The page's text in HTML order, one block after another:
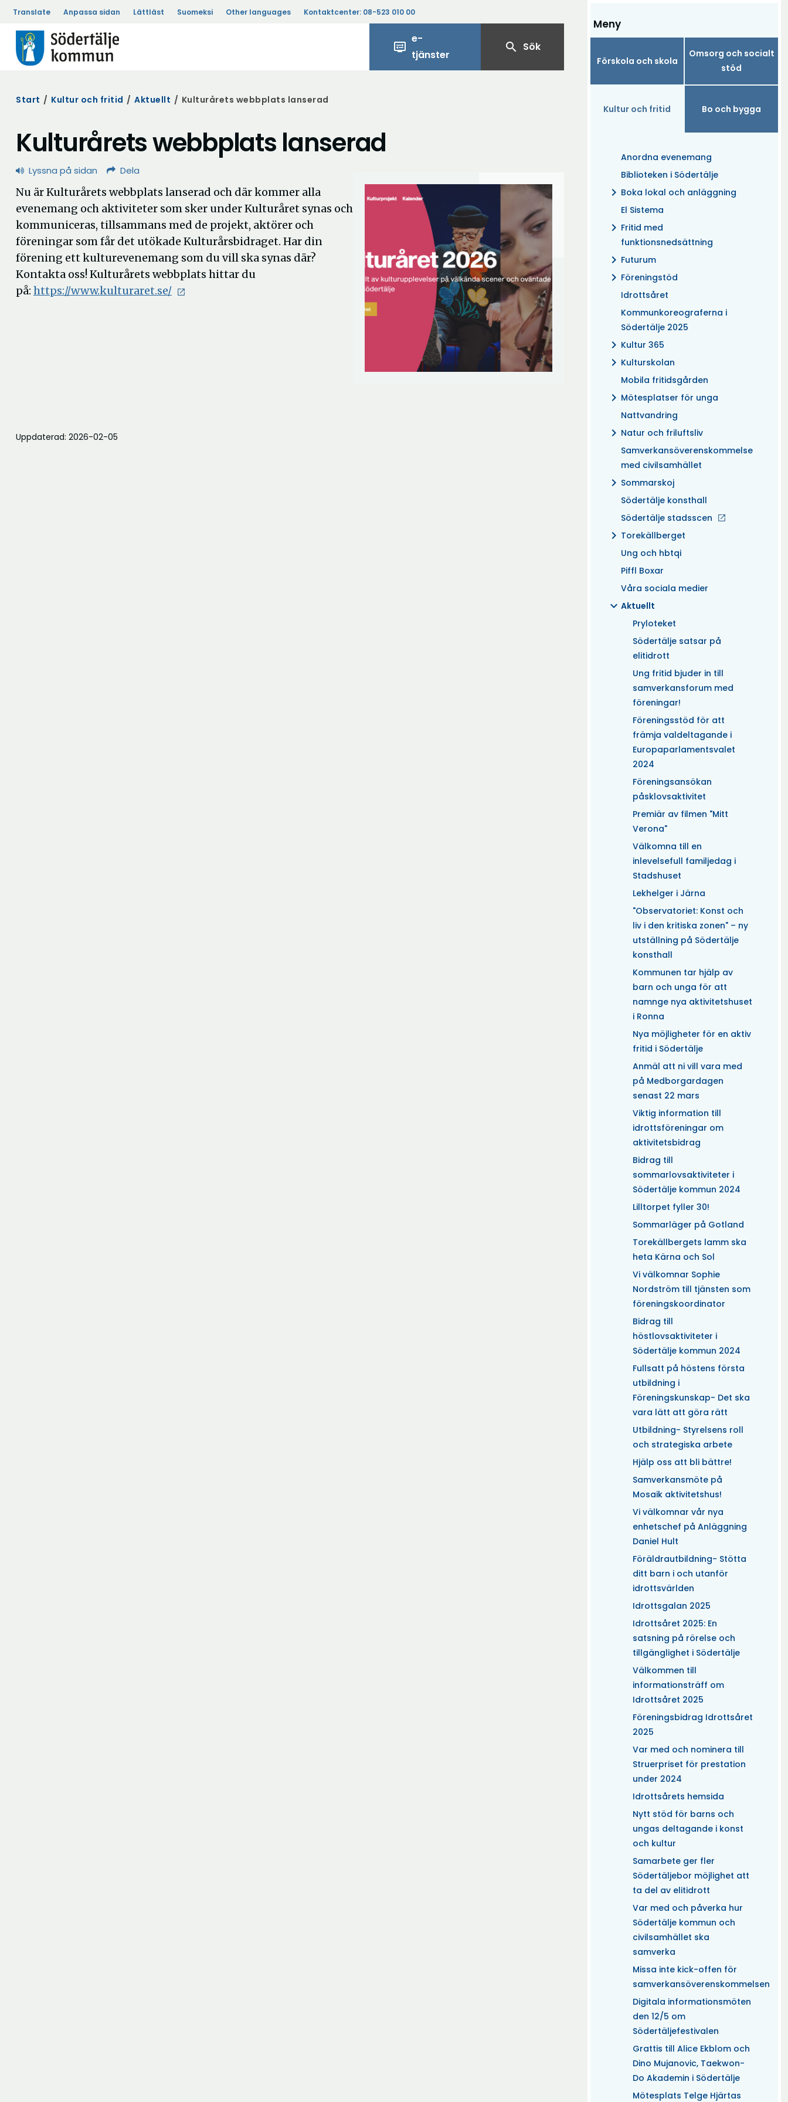
Translate Anpassa sidan Lättläst Suomeksi Other languages Kontaktcenter: 08-523 010 00
display_settings
e-
tjänster
search Sök
Meny
Förskola och skola
Omsorg och socialt
stöd
Kultur och fritid Bo och bygga
Anordna evenemang
Biblioteken i Södertälje
chevron_right Boka lokal och anläggning
El Sistema
chevron_right Fritid med
funktionsnedsättning
chevron_right Futurum
chevron_right Föreningstöd
Idrottsåret
Kommunkoreograferna i
Södertälje 2025
chevron_right Kultur 365
chevron_right Kulturskolan
Mobila fritidsgården
chevron_right Mötesplatser för unga
Nattvandring
chevron_right Natur och friluftsliv
Samverkansöverenskommelse
med civilsamhället
chevron_right Sommarskoj
Södertälje konsthall
Södertälje stadsscen
chevron_right Torekällberget
Ung och hbtqi
Piffl Boxar
Våra sociala medier
expand_more Aktuellt
Pryloteket
Södertälje satsar på
elitidrott
Ung fritid bjuder in till
samverkansforum med
föreningar!
Föreningsstöd för att
främja valdeltagande i
Europaparlamentsvalet
2024
Föreningsansökan
påsklovsaktivitet
Premiär av filmen "Mitt
Verona"
Välkomna till en
inlevelsefull familjedag i
Stadshuset
Lekhelger i Järna
"Observatoriet: Konst och
liv i den kritiska zonen" – ny
utställning på Södertälje
konsthall
Kommunen tar hjälp av
barn och unga för att
namnge nya aktivitetshuset
i Ronna
Nya möjligheter för en aktiv
fritid i Södertälje
Anmäl att ni vill vara med
på Medborgardagen
senast 22 mars
Viktig information till
idrottsföreningar om
aktivitetsbidrag
Bidrag till
sommarlovsaktiviteter i
Södertälje kommun 2024
Lilltorpet fyller 30!
Sommarläger på Gotland
Torekällbergets lamm ska
heta Kärna och Sol
Vi välkomnar Sophie
Nordström till tjänsten som
föreningskoordinator
Bidrag till
höstlovsaktiviteter i
Södertälje kommun 2024
Fullsatt på höstens första
utbildning i
Föreningskunskap- Det ska
vara lätt att göra rätt
Utbildning- Styrelsens roll
och strategiska arbete
Hjälp oss att bli bättre!
Samverkansmöte på
Mosaik aktivitetshus!
Vi välkomnar vår nya
enhetschef på Anläggning
Daniel Hult
Föräldrautbildning- Stötta
ditt barn i och utanför
idrottsvärlden
Idrottsgalan 2025
Idrottsåret 2025: En
satsning på rörelse och
tillgänglighet i Södertälje
Välkommen till
informationsträff om
Idrottsåret 2025
Föreningsbidrag Idrottsåret
2025
Var med och nominera till
Struerpriset för prestation
under 2024
Idrottsårets hemsida
Nytt stöd för barns och
ungas deltagande i konst
och kultur
Samarbete ger fler
Södertäljebor möjlighet att
ta del av elitidrott
Var med och påverka hur
Södertälje kommun och
civilsamhället ska
samverka
Missa inte kick-offen för
samverkansöverenskommelsen
Digitala informationsmöten
den 12/5 om
Södertäljefestivalen
Grattis till Alice Ekblom och
Dino Mujanovic, Taekwon-
Do Akademin i Södertälje
Mötesplats Telge Hjärtas
Start / Kultur och fritid / Aktuellt / Kulturårets webbplats lanserad
Kulturårets webbplats lanserad
Lyssna på sidan Dela
Nu är Kulturårets webbplats lanserad och där kommer alla
evenemang och aktiviteter som sker under Kulturåret synas och
kommuniceras, tillsammans med de projekt, aktörer och
föreningar som får det utökade Kulturårsbidraget. Har din
förening ett kulturevenemang som du vill ska synas där?
Kontakta oss! Kulturårets webbplats hittar du
på: https://www.kulturaret.se/
Uppdaterad: 2026-02-05